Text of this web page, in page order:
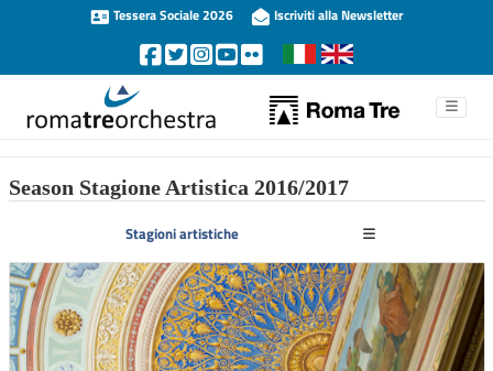
Tessera Sociale 2026 Iscriviti alla Newsletter
Season Stagione Artistica 2016/2017
Stagioni artistiche